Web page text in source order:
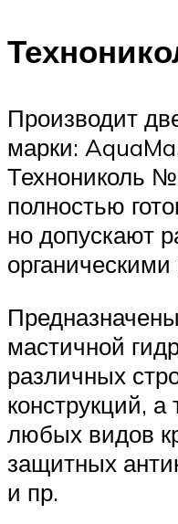
Производит
марки:
Технониколь
полностью
но допускают
мастичной
различных
конструкций,
любых видов
защитных
и пр.